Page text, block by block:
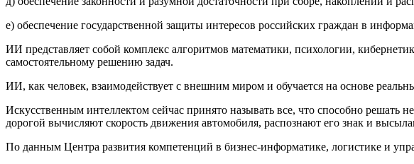
е) обеспечение государственной защиты интересов российских граждан в
ИИ представляет собой комплекс алгоритмов математики, психологии,
самостоятельному решению задач.
ИИ, как человек, взаимодействует с внешним миром и обучается на основе
Искусственным интеллектом сейчас принято называть все, что способно решать
дорогой вычисляют скорость движения автомобиля, распознают его знак и
По данным Центра развития компетенций в бизнес-информатике, логистике и